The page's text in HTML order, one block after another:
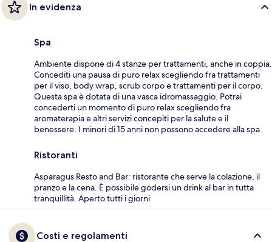
In evidenza
Spa
Ambiente dispone di 4 stanze per trattamenti, anche in coppia.
Concediti una pausa di puro relax scegliendo fra trattamenti
per il viso, body wrap, scrub corpo e trattamenti per il corpo.
Questa spa è dotata di una vasca idromassaggio. Potrai
concederti un momento di puro relax scegliendo fra
aromaterapia e altri servizi concepiti per la salute e il
benessere. I minori di 15 anni non possono accedere alla spa.
Ristoranti
Asparagus Resto and Bar: ristorante che serve la colazione, il
pranzo e la cena. È possibile godersi un drink al bar in tutta
tranquillità. Aperto tutti i giorni
Costi e regolamenti